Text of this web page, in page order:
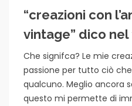
“creazioni con
vintage” dico
Che signifca? Le mie
passione per tutto ciò
qualcuno. Meglio ancora
questo mi permette di